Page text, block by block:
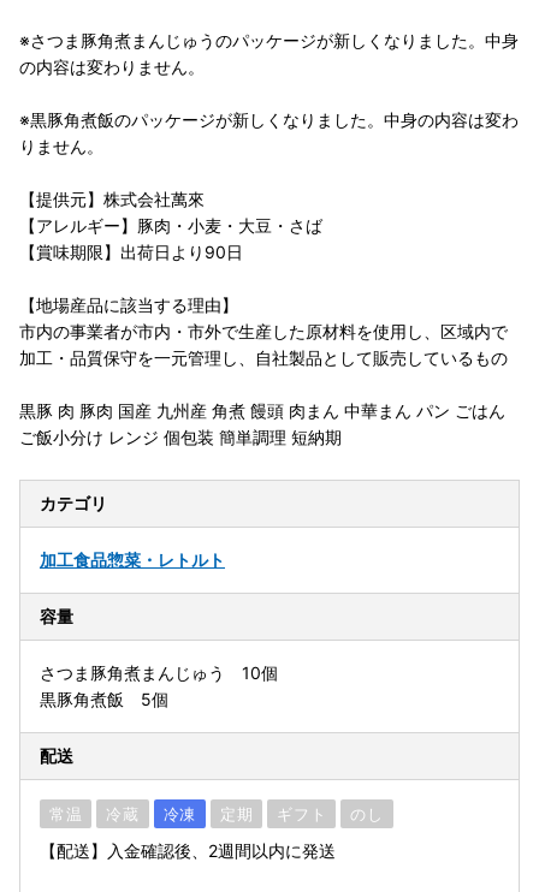
※さつま豚角煮まんじゅうのパッケージが新しくなりました。中身
の内容は変わりません。
※黒豚角煮飯のパッケージが新しくなりました。中身の内容は変わ
りません。
【提供元】株式会社萬來
【アレルギー】豚肉・小麦・大豆・さば
【賞味期限】出荷日より90日
【地場産品に該当する理由】
市内の事業者が市内・市外で生産した原材料を使用し、区域内で
加工・品質保守を一元管理し、自社製品として販売しているもの
黒豚 肉 豚肉 国産 九州産 角煮 饅頭 肉まん 中華まん パン ごはん
ご飯小分け レンジ 個包装 簡単調理 短納期
カテゴリ
加工食品惣菜・レトルト
容量
さつま豚角煮まんじゅう 10個
黒豚角煮飯 5個
配送
常温 冷蔵 冷凍 定期 ギフト のし
【配送】入金確認後、2週間以内に発送